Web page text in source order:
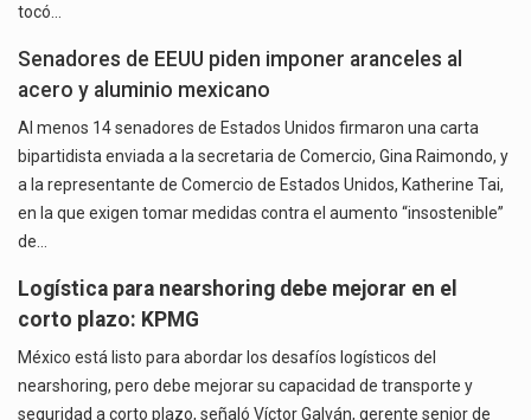
tocó…
Senadores de EEUU piden imponer aranceles al
acero y aluminio mexicano
Al menos 14 senadores de Estados Unidos firmaron una carta
bipartidista enviada a la secretaria de Comercio, Gina Raimondo, y
a la representante de Comercio de Estados Unidos, Katherine Tai,
en la que exigen tomar medidas contra el aumento “insostenible”
de…
Logística para nearshoring debe mejorar en el
corto plazo: KPMG
México está listo para abordar los desafíos logísticos del
nearshoring, pero debe mejorar su capacidad de transporte y
seguridad a corto plazo, señaló Víctor Galván, gerente senior de